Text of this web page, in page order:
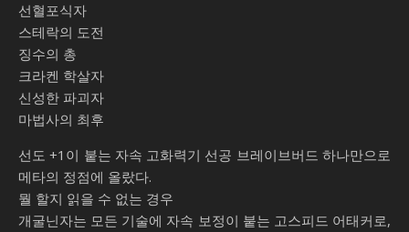
선혈포식자
스테락의 도전
징수의 총
크라켄 학살자
신성한 파괴자
마법사의 최후
선도 +1이 붙는 자속 고화력기 선공 브레이브버드 하나만으로
메타의 정점에 올랐다.
뭘 할지 읽을 수 없는 경우
개굴닌자는 모든 기술에 자속 보정이 붙는 고스피드 어태커로,